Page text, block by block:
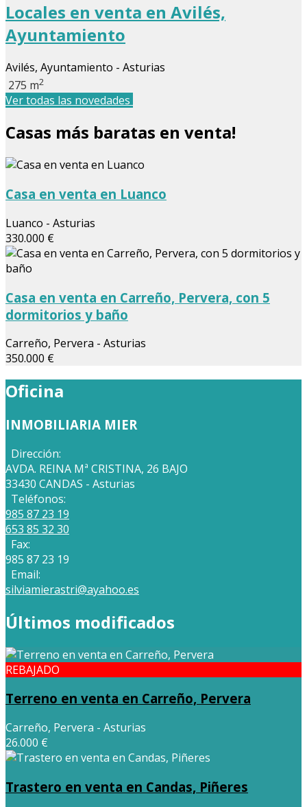
Locales en venta en Avilés,
Ayuntamiento
Avilés, Ayuntamiento - Asturias
275 m2
Ver todas las novedades
Casas más baratas en venta!
Casa en venta en Luanco
Luanco - Asturias
330.000 €
Casa en venta en Carreño, Pervera, con 5
dormitorios y baño
Carreño, Pervera - Asturias
350.000 €
Oficina
INMOBILIARIA MIER
Dirección:
AVDA. REINA Mª CRISTINA, 26 BAJO
33430 CANDAS - Asturias
Teléfonos:
985 87 23 19
653 85 32 30
Fax:
985 87 23 19
Email:
silviamierastri@ayahoo.es
Últimos modificados
REBAJADO
Terreno en venta en Carreño, Pervera
Carreño, Pervera - Asturias
26.000 €
Trastero en venta en Candas, Piñeres